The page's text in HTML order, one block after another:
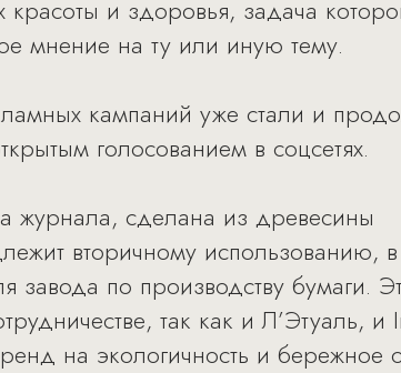
и здоровья, задача
мнение на ту или иную тему.
кампаний уже стали и
голосованием в соцсетях.
журнала, сделана из древесины
вторичному использованию,
завода по производству бумаги.
так как и Л’Этуаль,
на экологичность и бережное